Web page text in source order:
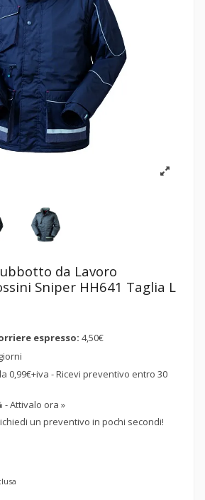
da Lavoro
Sniper HH641 Taglia L
espresso: 4,50€
0,99€+iva - Ricevi preventivo entro 30
- Attivalo ora »
un preventivo in pochi secondi!